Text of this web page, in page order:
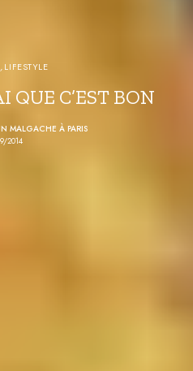
,LIFESTYLE
QUE C’EST BON
MALGACHE À PARIS
2014